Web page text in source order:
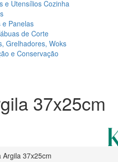
e Utensílios Cozinha
e Panelas
de Corte
Grelhadores, Woks
e Conservação
37x25cm
Argila 37x25cm